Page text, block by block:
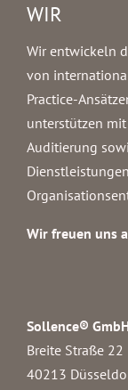
WIR
Wir entwickeln
von
Practice-
unterstützen
Auditierung
Wir freuen uns
Sollence®
Breite Straße 22
40213